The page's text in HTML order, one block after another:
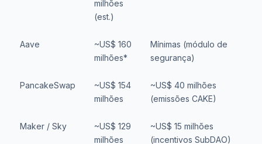
milhões
(est.)
Aave
~US$ 160
milhões*
Mínimas (módulo de
segurança)
PancakeSwap
~US$ 154
milhões
~US$ 40 milhões
(emissões CAKE)
Maker / Sky
~US$ 129
milhões
~US$ 15 milhões
(incentivos SubDAO)